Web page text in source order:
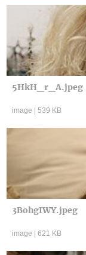
5HkH_r_A.jpeg
image 539 KB
3BohgIWY.jpeg
image 621 KB